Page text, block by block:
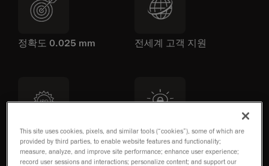
정확도 0.025 mm 전세계 고객 지원
공인 ISO 17025 특허 기술
This site uses cookies, pixels, and similar tools (“cookies”), some of which are
provided by third parties, to enable website features and functionality;
measure, analyze, and improve site performance; enhance user experience;
record user sessions and interactions; personalize content; and support our